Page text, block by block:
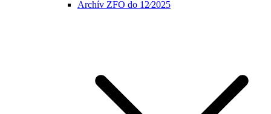
Archív ZFO do 12⁄2025